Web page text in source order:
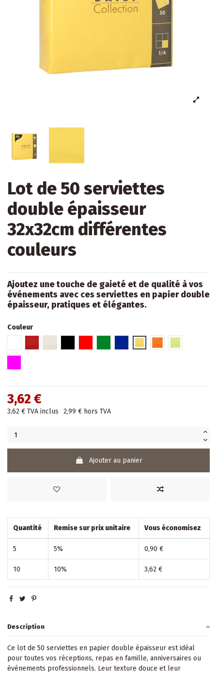
Lot de 50 serviettes
double épaisseur
32x32cm différentes
couleurs
Ajoutez une touche de gaieté et de qualité à vos
événements avec ces serviettes en papier double
épaisseur, pratiques et élégantes.
Couleur
3,62 €
3,62 € TVA inclus 2,99 € hors TVA
Ajouter au panier
Quantité Remise sur prix unitaire Vous économisez
5 5% 0,90 €
10 10% 3,62 €
Description
Ce lot de 50 serviettes en papier double épaisseur est idéal
pour toutes vos réceptions, repas en famille, anniversaires ou
événements professionnels. Leur texture douce et leur